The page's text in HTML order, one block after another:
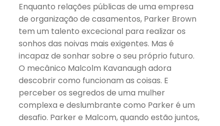
Enquanto relações públicas de uma empresa
de organização de casamentos, Parker Brown
tem um talento excecional para realizar os
sonhos das noivas mais exigentes. Mas é
incapaz de sonhar sobre o seu próprio futuro.
O mecânico Malcolm Kavanaugh adora
descobrir como funcionam as coisas. E
perceber os segredos de uma mulher
complexa e deslumbrante como Parker é um
desafio. Parker e Malcom, quando estão juntos,